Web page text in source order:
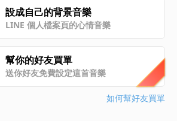
設成自己的背景音樂
LINE 個人檔案頁的心情音樂
幫你的好友買單
送你好友免費設定這首音樂
如何幫好友買單